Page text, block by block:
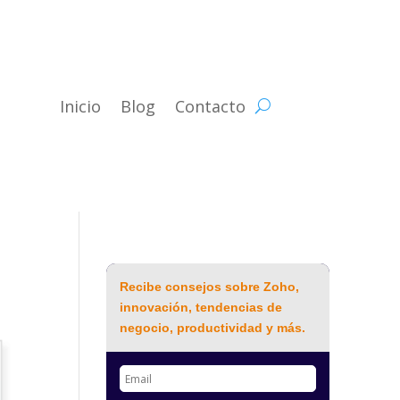
Inicio Blog Contacto
Recibe consejos sobre Zoho,
innovación, tendencias de
negocio, productividad y más.